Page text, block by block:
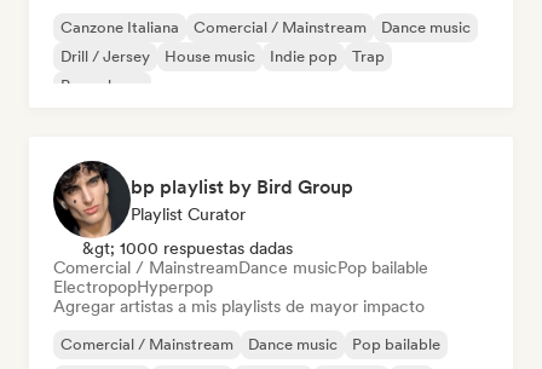
Canzone Italiana Comercial / Mainstream
Dance music
Drill / Jersey
House music Indie pop
Trap
Pop urbano
bp playlist by Bird Group
Playlist Curator
&gt; 1000 respuestas dadas
Comercial / MainstreamDance musicPop bailable
ElectropopHyperpop
Agregar artistas a mis playlists de mayor impacto
Comercial / Mainstream Dance music
Pop bailable